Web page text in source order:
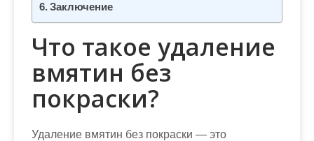
Заключение
Что такое удаление
вмятин без
покраски?
Удаление вмятин без покраски — это